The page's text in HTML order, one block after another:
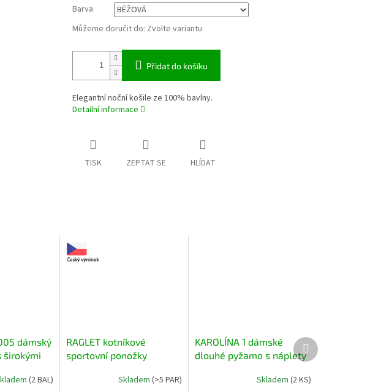
Barva
Můžeme doručit do: Zvolte variantu
Přidat do košíku
Elegantní noční košile ze 100% bavlny.
Detailní informace
TISK ZEPTAT SE HLÍDAT
dámský
širokými
(2 BAL)
RAGLET kotníkové
sportovní ponožky
Skladem(>5 PAR)
KAROLÍNA 1 dámské
dlouhé pyžamo s náplety
Skladem (2 KS)
Další
produkt